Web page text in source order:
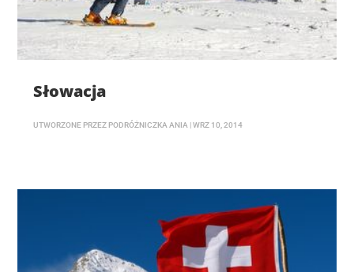
Słowacja
UTWORZONE PRZEZ PODRÓŻNICZKA ANIA |WRZ 10, 2014